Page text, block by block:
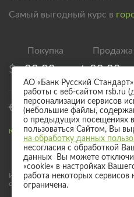
Самый выгодный курс в
$ 83,00 / 89,00
€ 95,00 / 101,00
Курс валют для безналичного обмена
Информация о процентных ставках по
с физическими лицами
АО «Банк Русский
работы с веб-сайтом rsb.ru
персонализации сервисов
(небольшие файлы,
о предыдущих посещениях
пользоваться Сайтом, Вы
на обработку данных
несогласия с обработкой
данных Вы можете
«cookie» в настройках
работа некоторых
ограничена.